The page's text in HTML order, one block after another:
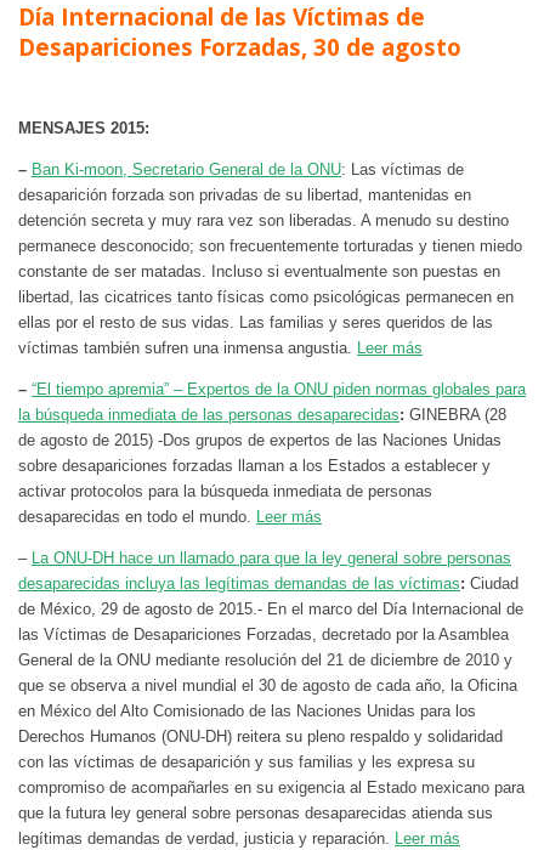
Día Internacional de las Víctimas de
Desapariciones Forzadas, 30 de agosto
MENSAJES 2015:
– Ban Ki-moon, Secretario General de la ONU: Las víctimas de
desaparición forzada son privadas de su libertad, mantenidas en
detención secreta y muy rara vez son liberadas. A menudo su destino
permanece desconocido; son frecuentemente torturadas y tienen miedo
constante de ser matadas. Incluso si eventualmente son puestas en
libertad, las cicatrices tanto físicas como psicológicas permanecen en
ellas por el resto de sus vidas. Las familias y seres queridos de las
víctimas también sufren una inmensa angustia.
Leer más
– “El tiempo apremia” – Expertos de la ONU piden normas globales para
la búsqueda inmediata de las personas desaparecidas: GINEBRA (28
de agosto de 2015) -Dos grupos de expertos de las Naciones Unidas
sobre desapariciones forzadas llaman a los Estados a establecer y
activar protocolos para la búsqueda inmediata de personas
desaparecidas en todo el mundo.
Leer más
– La ONU-DH hace un llamado para que la ley general sobre personas
desaparecidas incluya las legítimas demandas de las víctimas: Ciudad
de México, 29 de agosto de 2015.- En el marco del Día Internacional de
las Víctimas de Desapariciones Forzadas, decretado por la Asamblea
General de la ONU mediante resolución del 21 de diciembre de 2010 y
que se observa a nivel mundial el 30 de agosto de cada año, la Oficina
en México del Alto Comisionado de las Naciones Unidas para los
Derechos Humanos (ONU-DH) reitera su pleno respaldo y solidaridad
con las víctimas de desaparición y sus familias y les expresa su
compromiso de acompañarles en su exigencia al Estado mexicano para
que la futura ley general sobre personas desaparecidas atienda sus
legítimas demandas de verdad, justicia y reparación. Leer más